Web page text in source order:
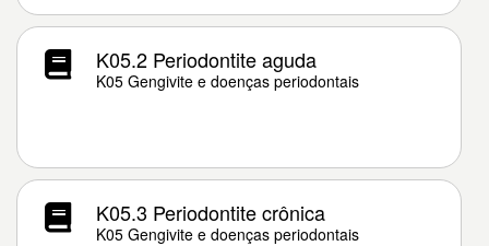
K05.2 Periodontite aguda
K05 Gengivite e doenças periodontais
K05.3 Periodontite crônica
K05 Gengivite e doenças periodontais